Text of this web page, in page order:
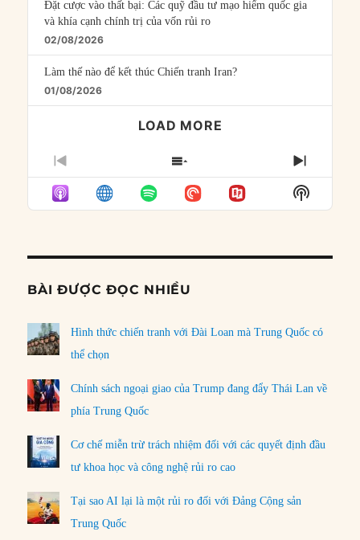
Đặt cược vào thất bại: Các quỹ đầu tư mạo hiểm quốc gia
và khía cạnh chính trị của vốn rủi ro
02/08/2026
Làm thế nào để kết thúc Chiến tranh Iran?
01/08/2026
LOAD MORE
PREVIOUS
EPISODE
SHOW
EPISODES
LIST
NEXT
Show
Podcast
BÀI ĐƯỢC ĐỌC NHIỀU
Hình thức chiến tranh với Đài Loan mà Trung Quốc có
thể chọn
Chính sách ngoại giao của Trump đang đẩy Thái Lan về
phía Trung Quốc
Cơ chế miễn trừ trách nhiệm đối với các quyết định đầu
tư khoa học và công nghệ rủi ro cao
Tại sao AI lại là một rủi ro đối với Đảng Cộng sản
Trung Quốc